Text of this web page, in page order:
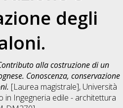
degli
alla costruzione di un
Conoscenza, conservazione
[Laurea magistrale], Università
in Ingegneria edile - architettura